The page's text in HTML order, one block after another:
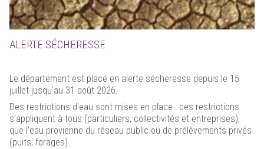
ALERTE SÉCHERESSE
Le département est placé en alerte sécheresse depuis le 15
juillet jusqu'au 31 août 2026.
Des restrictions d'eau sont mises en place : ces restrictions
s’appliquent à tous (particuliers, collectivités et entreprises),
que l’eau provienne du réseau public ou de prélèvements privés
(puits, forages).